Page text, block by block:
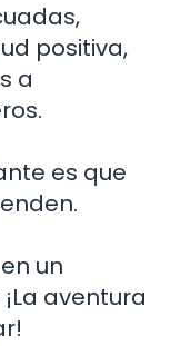
positiva,
a
es que
un
aventura